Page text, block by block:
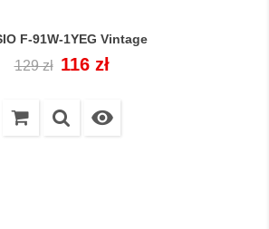
F-91W-1YEG Vintage
Cena
129 zł Cena
116 zł
